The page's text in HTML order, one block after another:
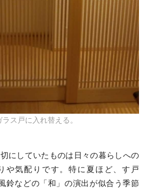
ラス戸に入れ替える。
にしていたものは日々の暮らしへの
や気配りです。特に夏ほど、す戸
鈴などの「和」の演出が似合う季節